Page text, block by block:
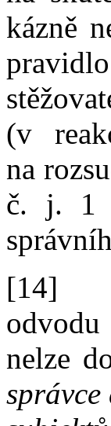
kázně
(v
na
č.
j. 1
[14]
nelze